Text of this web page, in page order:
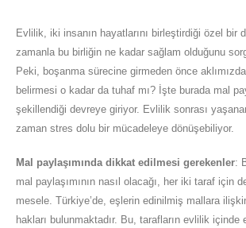
Evlilik, iki insanın hayatlarını birleştirdiği özel bir
zamanla bu birliğin ne kadar sağlam olduğunu
Peki, boşanma sürecine girmeden önce
belirmesi o kadar da tuhaf mı? İşte burada mal
şekillendiği devreye giriyor. Evlilik sonrası
zaman stres dolu bir mücadeleye dönüşebiliyor.
Mal paylaşımında dikkat edilmesi gerekenler:
mal paylaşımının nasıl olacağı, her iki taraf için
mesele. Türkiye’de, eşlerin edinilmiş mallara
hakları bulunmaktadır. Bu, tarafların evlilik